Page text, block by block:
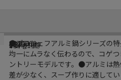
●プロシェフアルミ鍋シリーズの
均一にムラなく伝わるので、コゲ
ントリーモデルです。●アルミは
差が少なく、スープ作りに適して
8870000
φ230mm
1.3kg
1個（1個）